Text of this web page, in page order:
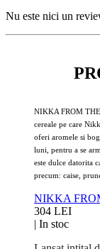
Nu este nici un
NIKKA FROM
cereale pe care
oferi aromele si
luni, pentru a se
este dulce datorita
precum: caise,
NIKKA
304 LEI
| In stoc